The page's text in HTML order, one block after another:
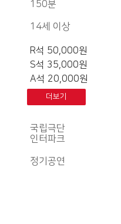
150분
14세 이상
R석 50,000원
S석 35,000원
A석 20,000원
더보기
국립극단
인터파크
정기공연